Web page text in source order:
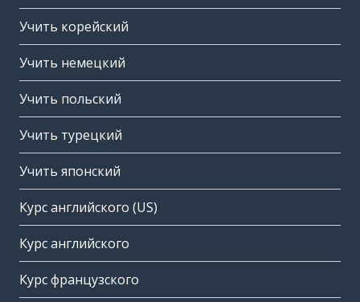
Учить корейский
Учить немецкий
Учить польский
Учить турецкий
Учить японский
Курс английского (US)
Курс английского
Курс французского